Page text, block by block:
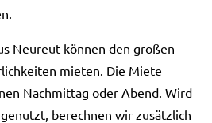
Neureut können den großen
mieten. Die Miete
Nachmittag oder Abend. Wird
berechnen wir zusätzlich